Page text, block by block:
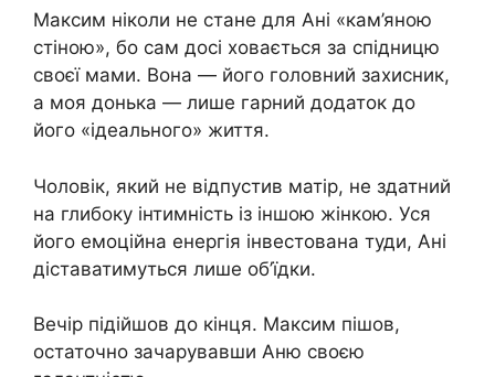
Максим ніколи не стане для Ані «кам’яною
стіною», бо сам досі ховається за спідницю
своєї мами. Вона — його головний захисник,
а моя донька — лише гарний додаток до
його «ідеального» життя.
Чоловік, який не відпустив матір, не здатний
на глибоку інтимність із іншою жінкою. Уся
його емоційна енергія інвестована туди, Ані
діставатимуться лише об’їдки.
Вечір підійшов до кінця. Максим пішов,
остаточно зачарувавши Аню своєю